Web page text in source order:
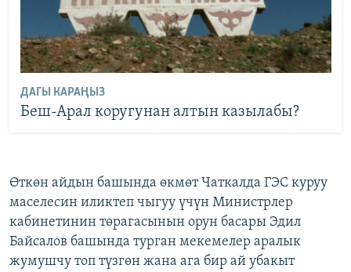
ДАГЫ КАРАҢЫЗ
Беш-Арал коругунан алтын казылабы?
Өткөн айдын башында өкмөт Чаткалда ГЭС куруу
маселесин иликтеп чыгуу үчүн Министрлер
кабинетинин төрагасынын орун басары Эдил
Байсалов башында турган мекемелер аралык
жумушчу топ түзгөн жана ага бир ай убакыт